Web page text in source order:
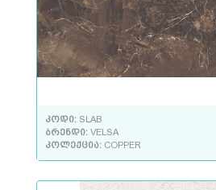
კოდი: SLAB
ბრენდი: VELSA
კოლექცია: COPPER